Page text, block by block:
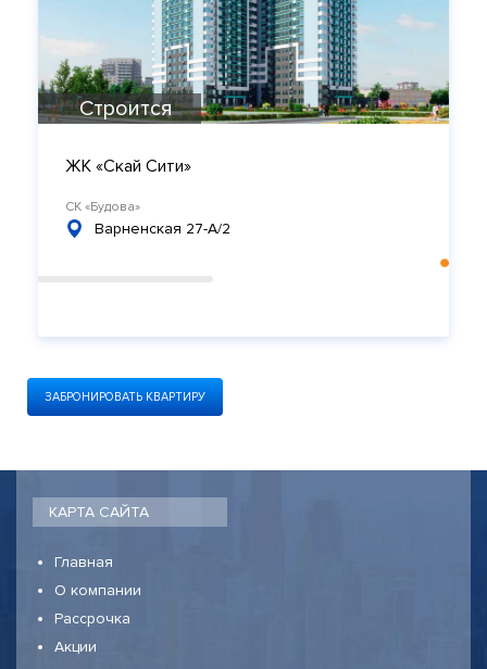
ЗАБРОНИРОВАТЬ КВАРТИРУ
Строится
ЖК «Скай Сити»
СК «Будова»
Варненская 27-А/2
КАРТА САЙТА